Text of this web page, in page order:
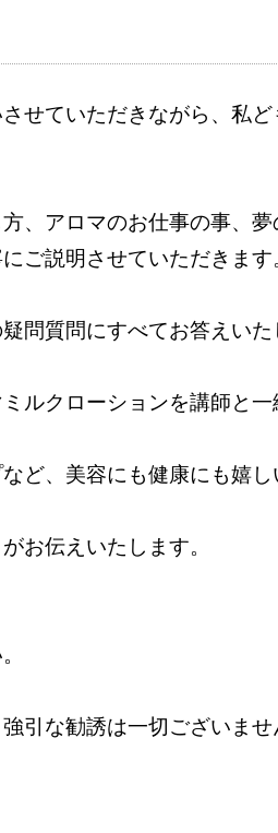
せていただきながら、私ど
、アロマのお仕事の事、
ご説明させていただきます
問質問にすべてお答えいた
ルクローションを講師と一
ど、美容にも健康にも嬉
お伝えいたします。
引な勧誘は一切ございま